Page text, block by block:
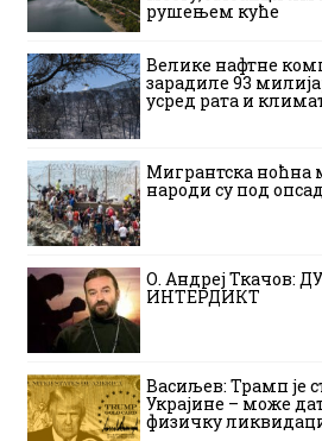
рушењем куће
Велике нафтне
зарадиле 93
усред рата и
Мигрантска ноћна
народи су под
О. Андреј Ткачов:
ИНТЕРДИКТ
Васиљев: Трамп је
Украјине – може
физичку